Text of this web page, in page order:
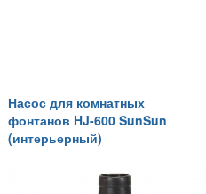
Насос для комнатных
фонтанов HJ-600 SunSun
(интерьерный)